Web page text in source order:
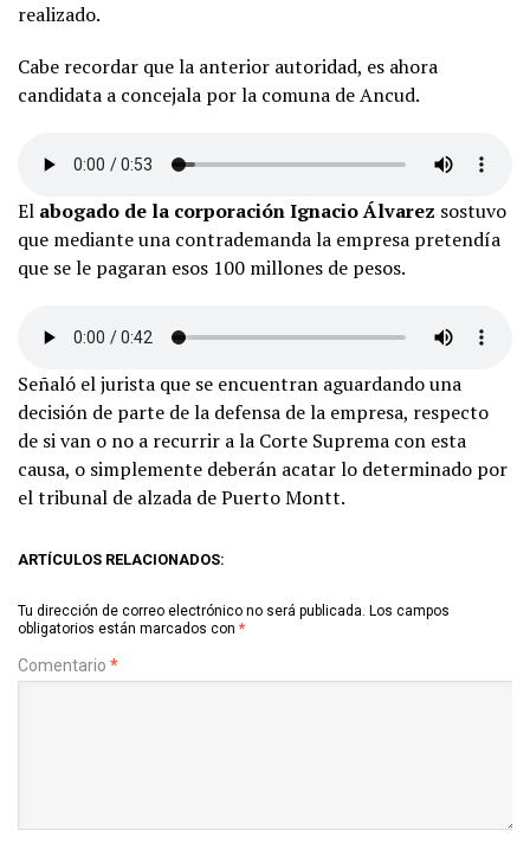
realizado.
Cabe recordar que la anterior autoridad, es ahora
candidata a concejala por la comuna de Ancud.
El abogado de la corporación Ignacio Álvarez sostuvo
que mediante una contrademanda la empresa pretendía
que se le pagaran esos 100 millones de pesos.
Señaló el jurista que se encuentran aguardando una
decisión de parte de la defensa de la empresa, respecto
de si van o no a recurrir a la Corte Suprema con esta
causa, o simplemente deberán acatar lo determinado por
el tribunal de alzada de Puerto Montt.
ARTÍCULOS RELACIONADOS:
Tu dirección de correo electrónico no será publicada. Los campos
obligatorios están marcados con *
Comentario *